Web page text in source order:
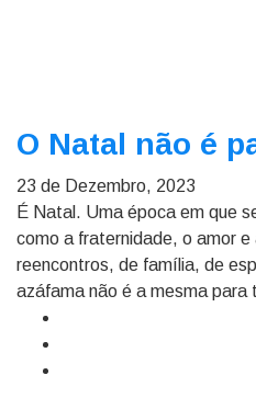
O Natal não é
23 de Dezembro, 2023
É Natal. Uma época em que
como a fraternidade, o amor
reencontros, de família, de
azáfama não é a mesma para